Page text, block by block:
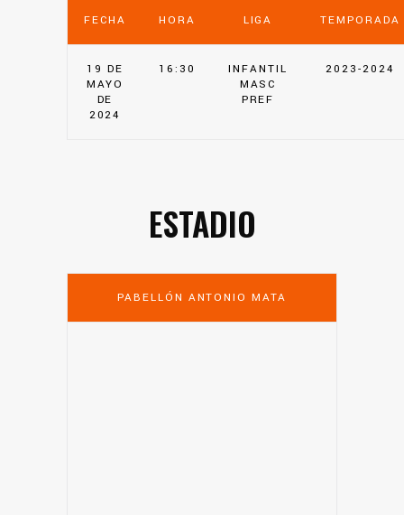
FECHA HORA LIGA TEMPORADA
19 DE
MAYO
DE
2024
16:30
INFANTIL
MASC
PREF
2023-2024
ESTADIO
PABELLÓN ANTONIO MATA